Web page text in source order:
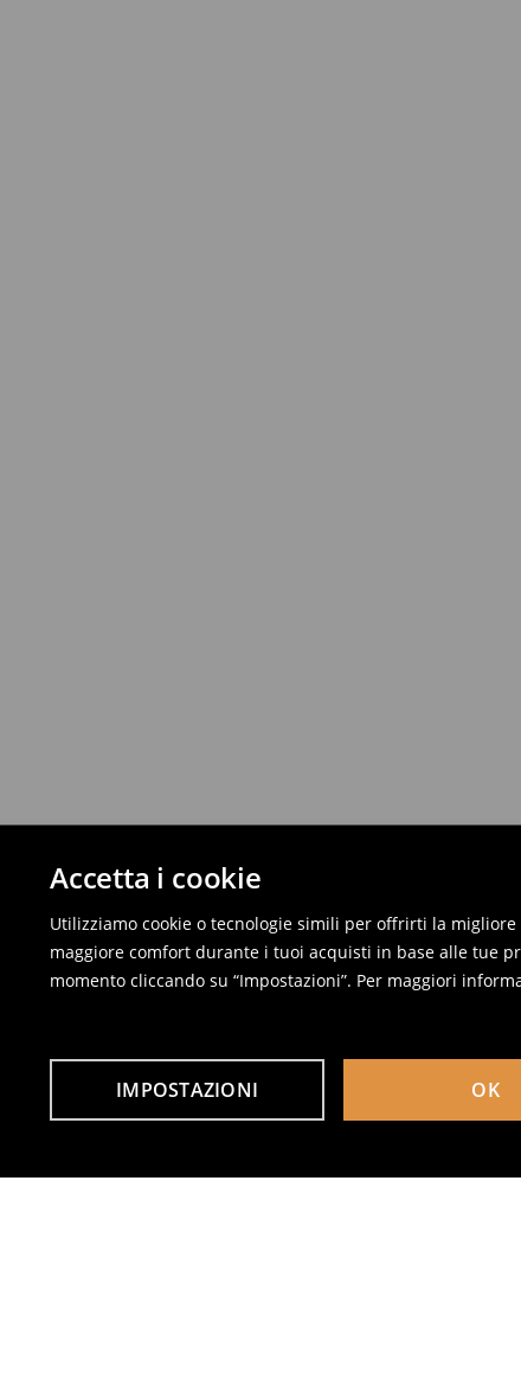
Accetta i cookie
Utilizziamo cookie o tecnologie simili per offrirti la
maggiore comfort durante i tuoi acquisti in base alle tue
momento cliccando su “Impostazioni”. Per maggiori
IMPOSTAZIONI OK